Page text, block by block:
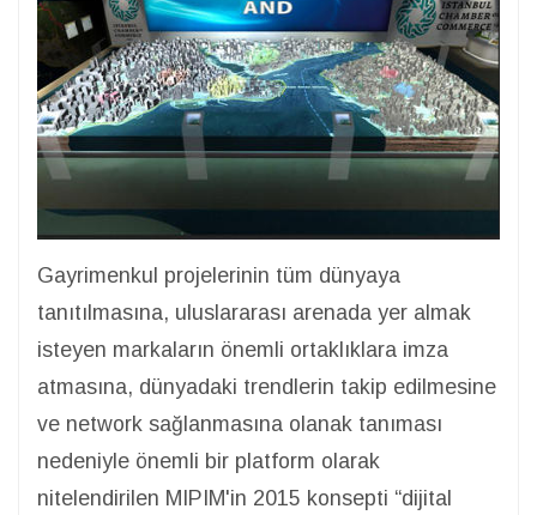
Gayrimenkul projelerinin tüm dünyaya
tanıtılmasına, uluslararası arenada yer almak
isteyen markaların önemli ortaklıklara imza
atmasına, dünyadaki trendlerin takip edilmesine
ve network sağlanmasına olanak tanıması
nedeniyle önemli bir platform olarak
nitelendirilen MIPIM'in 2015 konsepti “dijital